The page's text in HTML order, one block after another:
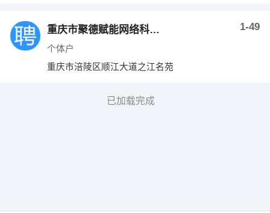
重庆市聚德赋能网络科技有限公司 1-49
个体户
重庆市涪陵区顺江大道之江名苑
已加载完成